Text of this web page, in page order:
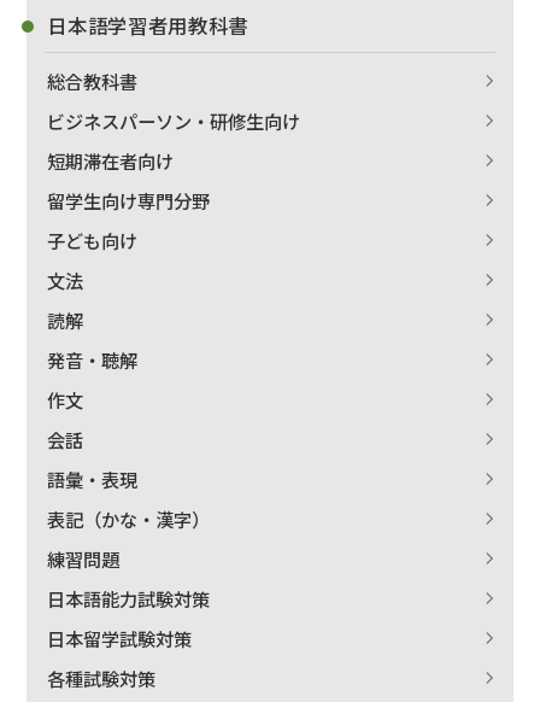
日本語学習者用教科書
総合教科書
ビジネスパーソン・研修生向け
短期滞在者向け
留学生向け専門分野
子ども向け
文法
読解
発音・聴解
作文
会話
語彙・表現
表記（かな・漢字）
練習問題
日本語能力試験対策
日本留学試験対策
各種試験対策